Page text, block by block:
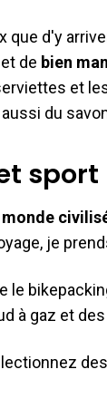
que d'y
de bien
et
du
sport
je
le
à gaz et